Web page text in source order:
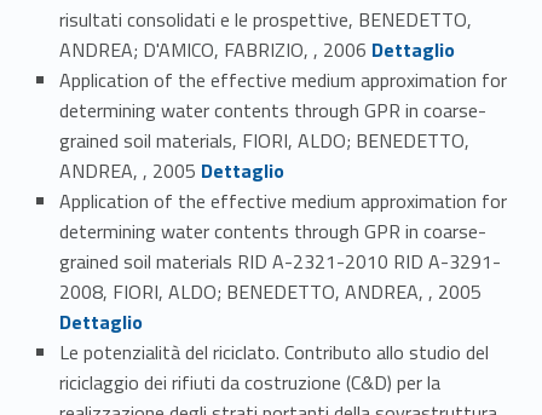
risultati consolidati e le prospettive, BENEDETTO,
ANDREA; D'AMICO, FABRIZIO, , 2006 Link identifier #identifier_person_145404-66
Dettaglio
Application of the effective medium approximation for
determining water contents through GPR in coarse-
grained soil materials, FIORI, ALDO; BENEDETTO,
ANDREA, , 2005 Link identifier #identifier_person_98664-67
Dettaglio
Application of the effective medium approximation for
determining water contents through GPR in coarse-
grained soil materials RID A-2321-2010 RID A-3291-
2008, FIORI, ALDO; BENEDETTO, ANDREA, , 2005
Dettaglio
Le potenzialità del riciclato. Contributo allo studio del
riciclaggio dei rifiuti da costruzione (C&D) per la